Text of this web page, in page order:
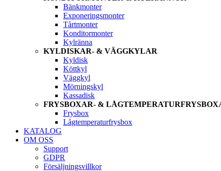
Bänkmonter
Exponeringsmonter
Tårtmonter
Konditormonter
Kylränna
KYLDISKAR- & VÄGGKYLAR
Kyldisk
Köttkyl
Väggkyl
Mörningskyl
Kassadisk
FRYSBOXAR- &
Frysbox
Lågtemperaturfrysbox
KATALOG
OM OSS
Support
GDPR
Försäljningsvillkor